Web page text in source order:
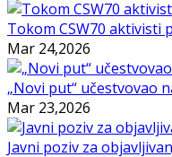
Tokom CSW70 aktivisti
Mar 24,2026
„Novi put“ učestvovao
Mar 23,2026
Javni poziv za